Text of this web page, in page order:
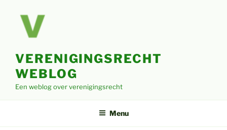
VERENIGINGSRECHT
WEBLOG
Een weblog over verenigingsrecht
Menu